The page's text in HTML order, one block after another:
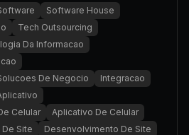
Software House
Tech Outsourcing
Da Informacao
De Negocio
Integracao
Celular
Aplicativo De Celular
De Site
Desenvolvimento De Site